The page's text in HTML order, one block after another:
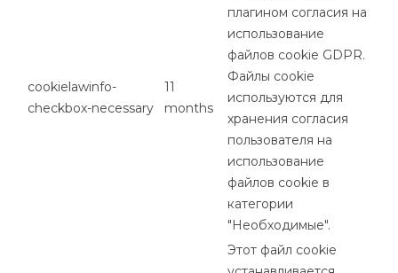
cookielawinfo-
checkbox-necessary
11
months
плагином согласия на
использование
файлов cookie GDPR.
Файлы cookie
используются для
хранения согласия
пользователя на
использование
файлов cookie в
категории
"Необходимые".
Этот файл cookie